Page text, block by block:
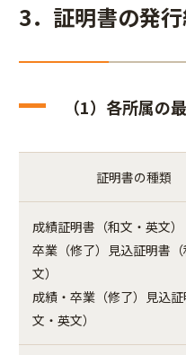
3．証明書の発
（1）各所属の
証明書の種類
成績証明書（和文・英文）
卒業（修了）見込証明書
文）
成績・卒業（修了）見込
文・英文）